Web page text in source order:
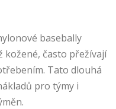
basebally
kožené, často přežívají
Tato dlouhá
pro týmy i